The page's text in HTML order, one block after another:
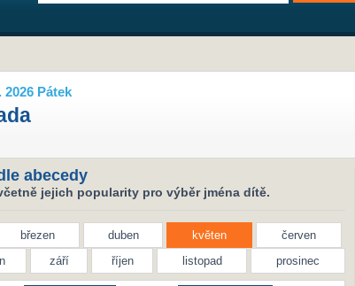
2026 Pátek
abecedy
jejich popularity pro výběr jména dítě.
březen duben květen
červen
září říjen listopad prosinec